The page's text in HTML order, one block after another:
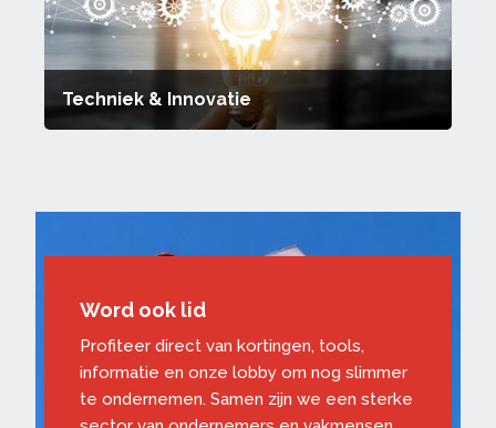
Techniek & Innovatie
Word ook lid
Profiteer direct van kortingen, tools,
informatie en onze lobby om nog slimmer
te ondernemen. Samen zijn we een sterke